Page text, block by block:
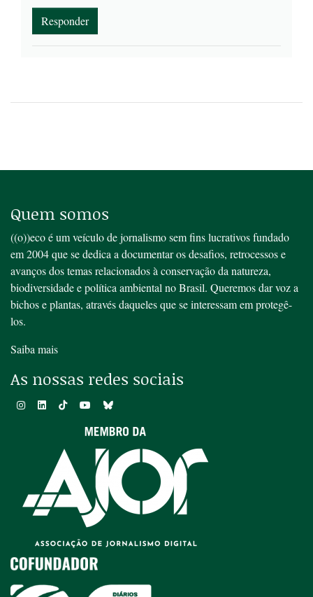
Responder
Quem somos
((o))eco é um veículo de jornalismo sem fins lucrativos fundado
em 2004 que se dedica a documentar os desafios, retrocessos e
avanços dos temas relacionados à conservação da natureza,
biodiversidade e política ambiental no Brasil. Queremos dar voz a
bichos e plantas, através daqueles que se interessam em protegê-
los.
Saiba mais
As nossas redes sociais